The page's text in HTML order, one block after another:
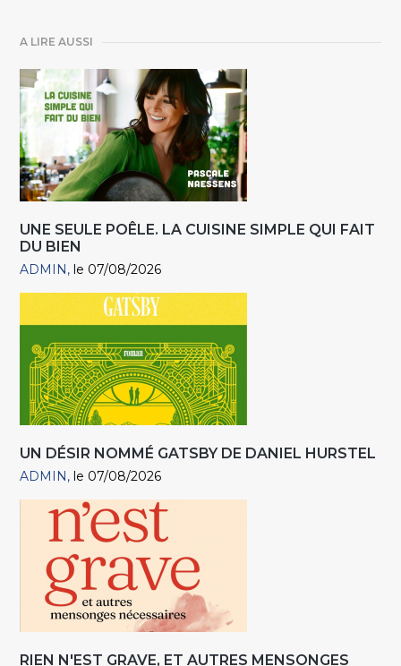
A LIRE AUSSI
UNE SEULE POÊLE. LA CUISINE SIMPLE QUI FAIT
DU BIEN
ADMIN le 07/08/2026
UN DÉSIR NOMMÉ GATSBY DE DANIEL HURSTEL
ADMIN le 07/08/2026
RIEN N'EST GRAVE, ET AUTRES MENSONGES